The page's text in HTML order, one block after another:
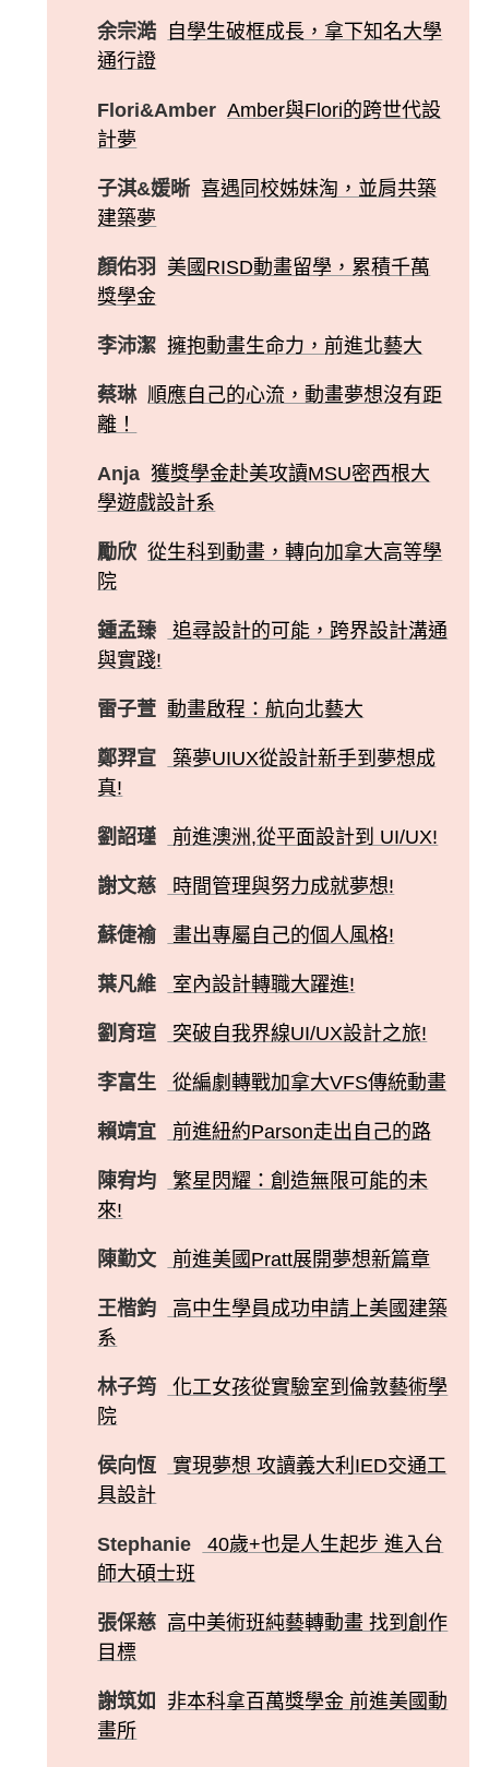
余宗澔
自學生破框成長，拿下知名大學
通行證
Flori&Amber Amber與Flori的跨世代設
計夢
子淇&媛晰 喜遇同校姊妹淘，並肩共築
建築夢
顏佑羽
美國RISD動畫留學，累積千萬
獎學金
李沛潔 擁抱動畫生命力，前進北藝大
蔡琳 順應自己的心流，動畫夢想沒有距
離！
Anja 獲獎學金赴美攻讀MSU密西根大
學遊戲設計系
勵欣 從生科到動畫，轉向加拿大高等學
院
鍾孟臻
追尋設計的可能，跨界設計溝通
與實踐!
雷子萱 動畫啟程：航向北藝大
鄭羿宣
築夢UIUX從設計新手到夢想成
真!
劉詔瑾 前進澳洲,從平面設計到 UI/UX!
謝文慈 時間管理與努力成就夢想!
蘇倢褕 畫出專屬自己的個人風格!
葉凡維 室內設計轉職大躍進!
劉育瑄 突破自我界線UI/UX設計之旅!
李富生 從編劇轉戰加拿大VFS傳統動畫
賴靖宜 前進紐約Parson走出自己的路
陳宥均
繁星閃耀：創造無限可能的未
來!
陳勤文 前進美國Pratt展開夢想新篇章
王楷鈞
高中生學員成功申請上美國建築
系
林子筠
化工女孩從實驗室到倫敦藝術學
院
侯向恆
實現夢想 攻讀義大利IED交通工
具設計
Stephanie
40歲+也是人生起步 進入台
師大碩士班
張倸慈 高中美術班純藝轉動畫 找到創作
目標
謝筑如
非本科拿百萬獎學金 前進美國動
畫所